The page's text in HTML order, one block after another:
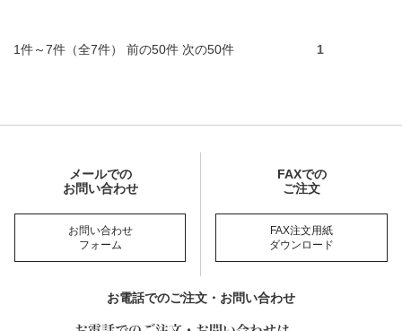
1件～7件（全7件） 前の50件 次の50件 1
メールでの
お問い合わせ
お問い合わせ
フォーム
FAXでの
ご注文
FAX注文用紙
ダウンロード
お電話でのご注文・お問い合わせ